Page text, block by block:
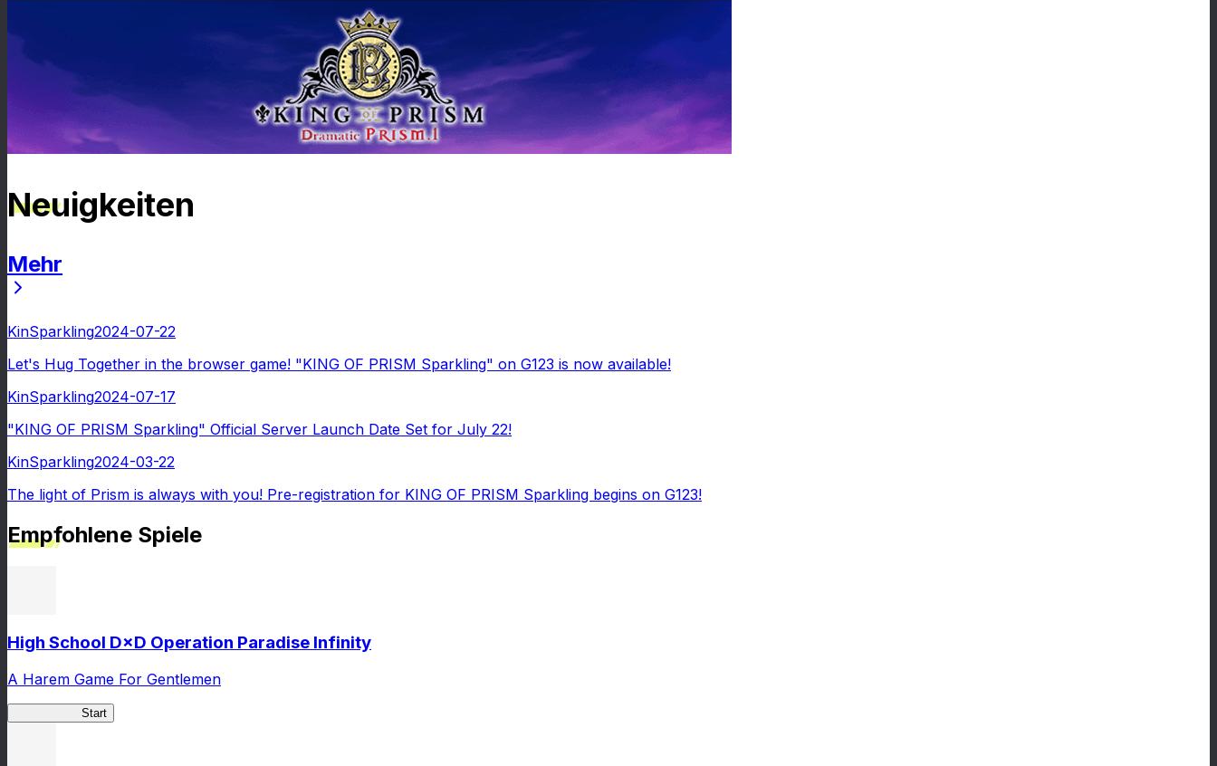
Neuigkeiten
Mehr
KinSparkling2024-07-22
Let's Hug Together in the browser game! "KING OF PRISM Sparkling" on G123 is now available!
KinSparkling2024-07-17
"KING OF PRISM Sparkling" Official Server Launch Date Set for July 22!
KinSparkling2024-03-22
The light of Prism is always with you! Pre-registration for KING OF PRISM Sparkling begins on G123!
Empfohlene Spiele
High School D×D Operation Paradise Infinity
A Harem Game For Gentlemen
Start